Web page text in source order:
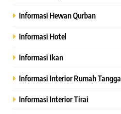
Informasi Hewan Qurban
Informasi Hotel
Informasi Ikan
Informasi Interior Rumah Tangga
Informasi Interior Tirai